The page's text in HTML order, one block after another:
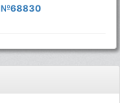
№68830